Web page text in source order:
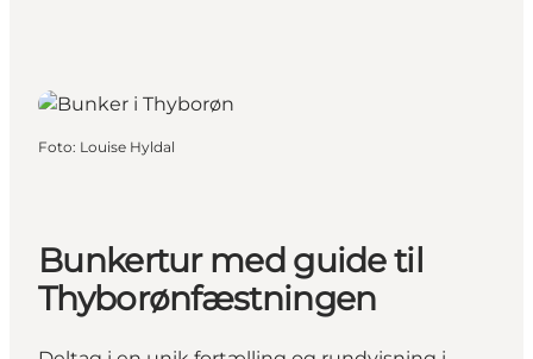
Foto: Louise Hyldal
Bunkertur med guide til
Thyborønfæstningen